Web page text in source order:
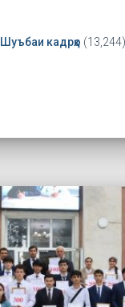
Шуъбаи кадрҳо (13,244)